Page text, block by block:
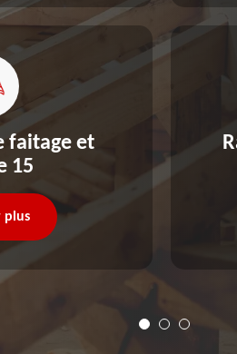
faitage et
15
plus